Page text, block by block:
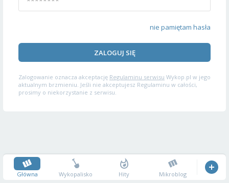
nie pamiętam hasła
ZALOGUJ SIĘ
Zalogowanie oznacza akceptację Regulaminu serwisu Wykop.pl w jego
aktualnym brzmieniu. Jeśli nie akceptujesz Regulaminu w całości,
prosimy o niekorzystanie z serwisu.
Główna Wykopalisko Hity Mikroblog